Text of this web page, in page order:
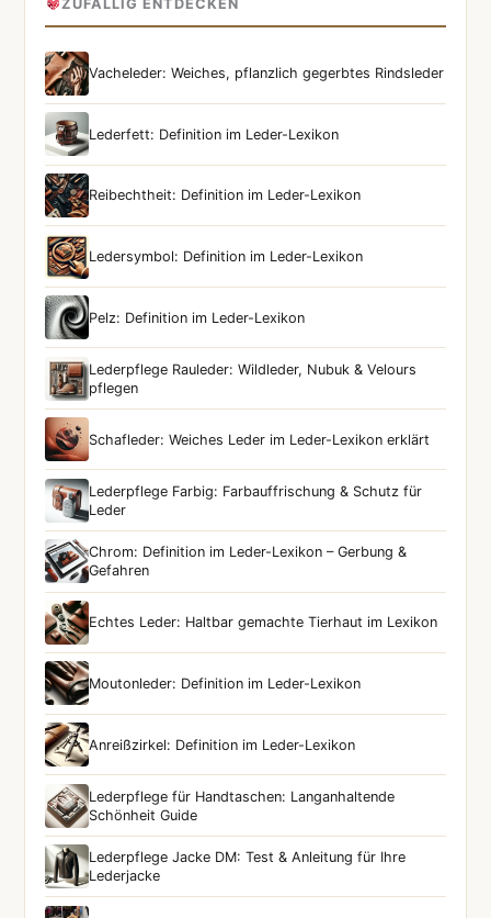
ZUFÄLLIG ENTDECKEN
Vacheleder: Weiches, pflanzlich gegerbtes Rindsleder
Lederfett: Definition im Leder-Lexikon
Reibechtheit: Definition im Leder-Lexikon
Ledersymbol: Definition im Leder-Lexikon
Pelz: Definition im Leder-Lexikon
Lederpflege Rauleder: Wildleder, Nubuk & Velours
pflegen
Schafleder: Weiches Leder im Leder-Lexikon erklärt
Lederpflege Farbig: Farbauffrischung & Schutz für
Leder
Chrom: Definition im Leder-Lexikon – Gerbung &
Gefahren
Echtes Leder: Haltbar gemachte Tierhaut im Lexikon
Moutonleder: Definition im Leder-Lexikon
Anreißzirkel: Definition im Leder-Lexikon
Lederpflege für Handtaschen: Langanhaltende
Schönheit Guide
Lederpflege Jacke DM: Test & Anleitung für Ihre
Lederjacke